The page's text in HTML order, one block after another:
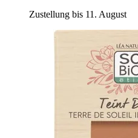
Zustellung bis 11. August